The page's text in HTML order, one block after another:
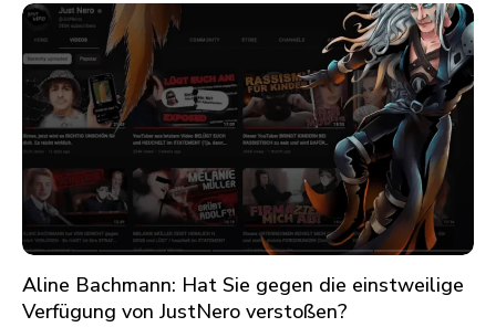
Aline Bachmann: Hat Sie gegen die einstweilige
Verfügung von JustNero verstoßen?